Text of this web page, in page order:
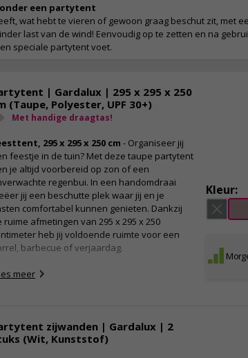
een partytent
wat hebt te vieren of gewoon graag beschut zit, met
last van de wind! Eenvoudig op te zetten en na
speciale partytent voet.
| Gardalux | 295 x 295 x 250
(Taupe, Polyester, UPF 30+)
Met handige draagtas!
295 x 295 x 250 cm - Organiseer jij
feestje in de tuin? Met deze taupe partytent
je altijd voorbereid op zon of een
regenbui. In een handomdraai
jij een beschutte plek waar jij en je
comfortabel kunnen genieten. Dankzij
ruime afmetingen van 295 x 295 x 250
heb jij voldoende ruimte voor een
barbecue of verjaardag.
meer
Kleur:
zijwanden | Gardalux | 2
(Wit, Kunststof)